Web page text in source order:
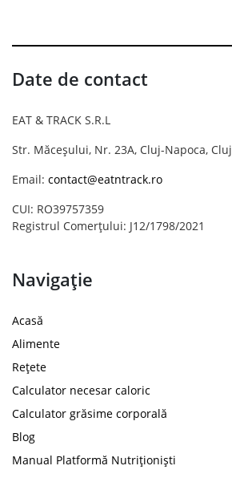
Date de contact
EAT & TRACK S.R.L
Str. Măceșului, Nr. 23A, Cluj-Napoca, Cluj
Email: contact@eatntrack.ro
CUI: RO39757359
Registrul Comerțului: J12/1798/2021
Navigație
Acasă
Alimente
Rețete
Calculator necesar caloric
Calculator grăsime corporală
Blog
Manual Platformă Nutriționiști